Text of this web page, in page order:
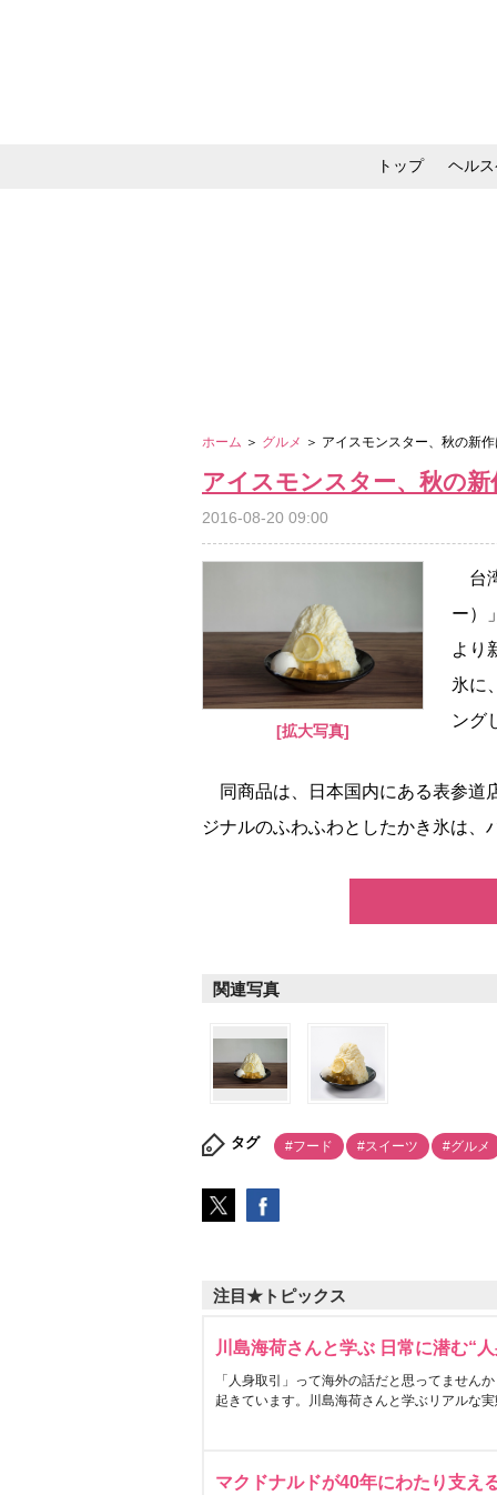
トップ ヘル
ホーム ＞ グルメ ＞ アイスモンスター、秋の新作
アイスモンスター、秋の
2016-08-20 09:00
[拡大写真]
台
ー）
より
氷に
ング
同商品は、日本国内にある表参道
ジナルのふわふわとしたかき氷は、
関連写真
タグ #フード #スイーツ #グルメ
注目★トピックス
川島海荷さんと学ぶ 日常に潜む“
「人身取引」って海外の話だと思ってません
起きています。川島海荷さんと学ぶリアルな
マクドナルドが40年にわたり支え